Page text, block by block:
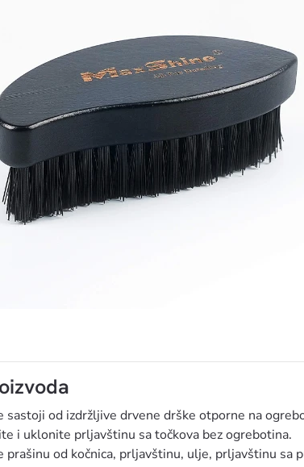
MAXSHINE ČETKA
sastoji od izdržljive drvene drške otporne na
i uklonite prljavštinu sa točkova bez ogrebotina.
prašinu od kočnica, prljavštinu, ulje, prljavštinu sa